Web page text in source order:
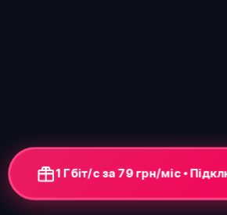
+ ONU-термінал